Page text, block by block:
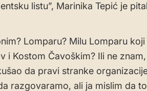
listu”, Marinika Tepić je
Lomparu? Milu Lomparu
i Kostom Čavoškim? Ili ne
da pravi stranke
razgovaramo, ali ja mislim da